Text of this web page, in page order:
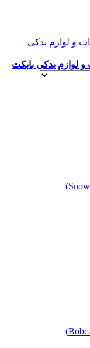
و لوازم یدکی بابکت